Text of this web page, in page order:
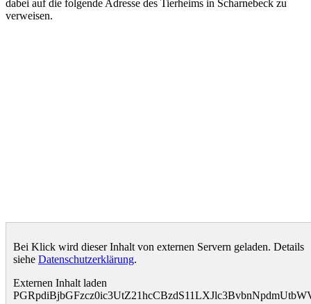
dabei auf die folgende Adresse des Tierheims in Scharnebeck zu
verweisen.
Bei Klick wird dieser Inhalt von externen Servern geladen. Details
siehe Datenschutzerklärung.
Externen Inhalt laden